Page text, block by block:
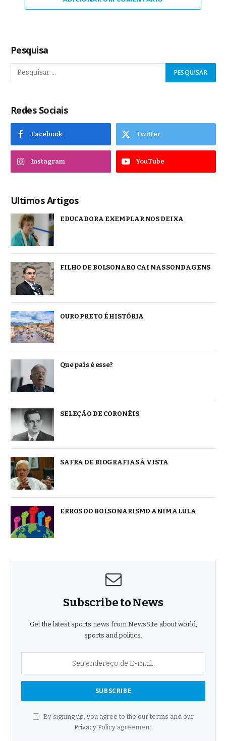
Pesquisa
Redes Sociais
Facebook Twitter
Instagram YouTube
Ultimos Artigos
EDUCADORA EXEMPLAR NOS DEIXA
FILHO DE BOLSONARO CAI NAS SONDAGENS
OURO PRETO É HISTÓRIA
Que país é esse?
SELEÇÃO DE CORONÉIS
SAFRA DE BIOGRAFIAS À VISTA
ERROS DO BOLSONARISMO ANIMA LULA
Subscribe to News
Get the latest sports news from NewsSite about world,
sports and politics.
By signing up, you agree to the our terms and our
Privacy Policyagreement.